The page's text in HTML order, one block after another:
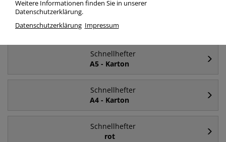
A4
Schnellhefter
A5 - Karton
Schnellhefter
A4 - Karton
Schnellhefter
rot
Weitere Informationen finden Sie in unserer
Datenschutzerklärung.
Datenschutzerklärung Impressum